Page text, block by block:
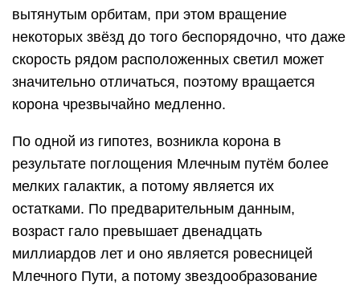
вытянутым орбитам, при этом вращение
некоторых звёзд до того беспорядочно, что даже
скорость рядом расположенных светил может
значительно отличаться, поэтому вращается
корона чрезвычайно медленно.
По одной из гипотез, возникла корона в
результате поглощения Млечным путём более
мелких галактик, а потому является их
остатками. По предварительным данным,
возраст гало превышает двенадцать
миллиардов лет и оно является ровесницей
Млечного Пути, а потому звездообразование